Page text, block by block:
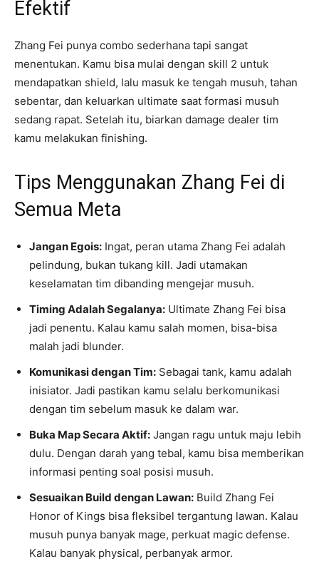
Efektif
Zhang Fei punya combo sederhana tapi sangat
menentukan. Kamu bisa mulai dengan skill 2 untuk
mendapatkan shield, lalu masuk ke tengah musuh, tahan
sebentar, dan keluarkan ultimate saat formasi musuh
sedang rapat. Setelah itu, biarkan damage dealer tim
kamu melakukan finishing.
Tips Menggunakan Zhang Fei di
Semua Meta
Jangan Egois: Ingat, peran utama Zhang Fei adalah
pelindung, bukan tukang kill. Jadi utamakan
keselamatan tim dibanding mengejar musuh.
Timing Adalah Segalanya: Ultimate Zhang Fei bisa
jadi penentu. Kalau kamu salah momen, bisa-bisa
malah jadi blunder.
Komunikasi dengan Tim: Sebagai tank, kamu adalah
inisiator. Jadi pastikan kamu selalu berkomunikasi
dengan tim sebelum masuk ke dalam war.
Buka Map Secara Aktif: Jangan ragu untuk maju lebih
dulu. Dengan darah yang tebal, kamu bisa memberikan
informasi penting soal posisi musuh.
Sesuaikan Build dengan Lawan: Build Zhang Fei
Honor of Kings bisa fleksibel tergantung lawan. Kalau
musuh punya banyak mage, perkuat magic defense.
Kalau banyak physical, perbanyak armor.